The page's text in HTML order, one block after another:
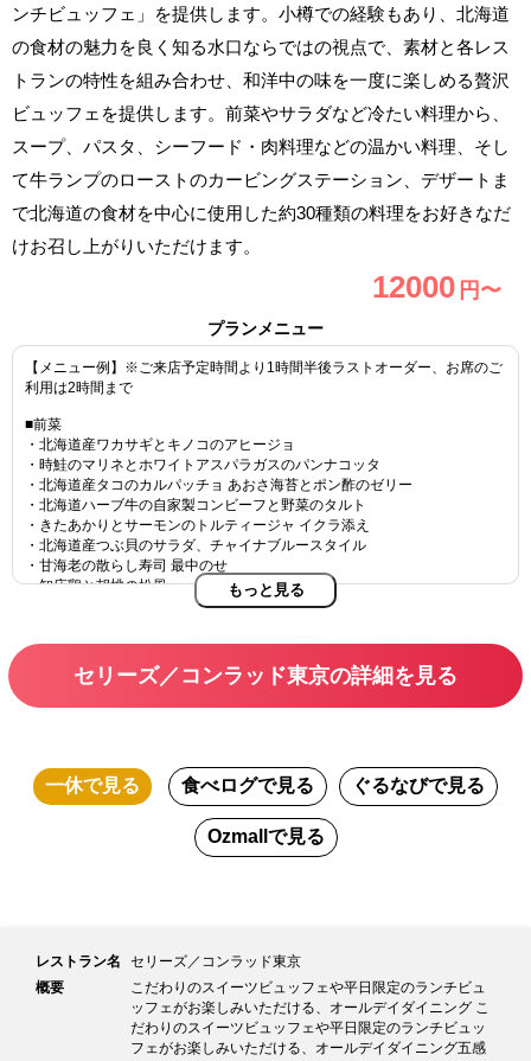
ンチビュッフェ」を提供します。小樽での経験もあり、北海道
の食材の魅力を良く知る水口ならではの視点で、素材と各レス
トランの特性を組み合わせ、和洋中の味を一度に楽しめる贅沢
ビュッフェを提供します。前菜やサラダなど冷たい料理から、
スープ、パスタ、シーフード・肉料理などの温かい料理、そし
て牛ランプのローストのカービングステーション、デザートま
で北海道の食材を中心に使用した約30種類の料理をお好きなだ
けお召し上がりいただけます。
12000 円〜
プランメニュー
【メニュー例】※ご来店予定時間より1時間半後ラストオーダー、お席のご
利用は2時間まで
■前菜
・北海道産ワカサギとキノコのアヒージョ
・時鮭のマリネとホワイトアスパラガスのパンナコッタ
・北海道産タコのカルパッチョ あおさ海苔とポン酢のゼリー
・北海道ハーブ牛の自家製コンビーフと野菜のタルト
・きたあかりとサーモンのトルティージャ イクラ添え
・北海道産つぶ貝のサラダ、チャイナブルースタイル
・甘海老の散らし寿司 最中のせ
・知床鶏と胡桃の松風
・ロメインレタス、ルッコラ、アスパラガス、コーン
ラベンダードレッシング、シーザードレッシング、オニオンドレッシン
グ、バルサミコ酢＆オリーブオイル
・北海道ポテトサラダと鹿のソーセージ
・北海道バターミルクブレッド 他季節のブレッド2種
・アサリとコーンのチャウダー
・ラム肉のカツレツ ジンギスカンソース
・ズワイ蟹のビアバター 菜の花のミモザ添え
・ホッケのチリソース和え
・かみふらのポークの黒酢豚肉 香港スタイル
・ギョウジャニンニク炒飯
・とうもろこし饅頭串揚げ
もっと見る
セリーズ／コンラッド東京の詳細を見る
一休で見る 食べログで見る ぐるなびで見る
Ozmall で見る
レストラン名
セリーズ／コンラッド東京
概要
こだわりのスイーツビュッフェや平日限定のランチビュ
ッフェがお楽しみいただける、オールデイダイニング こ
だわりのスイーツビュッフェや平日限定のランチビュッ
フェがお楽しみいただける、オールデイダイニング五感